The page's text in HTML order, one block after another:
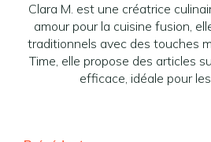
Clara M. est une créatrice
amour pour la cuisine fusion,
traditionnels avec des touches
Time, elle propose des articles
efficace, idéale pour